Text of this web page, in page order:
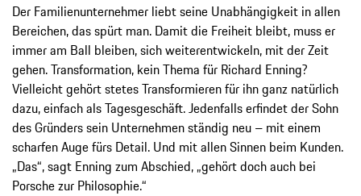
Der Familienunternehmer liebt seine Unabhängigkeit in allen
Bereichen, das spürt man. Damit die Freiheit bleibt, muss er
immer am Ball bleiben, sich weiterentwickeln, mit der Zeit
gehen. Transformation, kein Thema für Richard Enning?
Vielleicht gehört stetes Transformieren für ihn ganz natürlich
dazu, einfach als Tagesgeschäft. Jedenfalls erfindet der Sohn
des Gründers sein Unternehmen ständig neu – mit einem
scharfen Auge fürs Detail. Und mit allen Sinnen beim Kunden.
„Das“, sagt Enning zum Abschied, „gehört doch auch bei
Porsche zur Philosophie.“